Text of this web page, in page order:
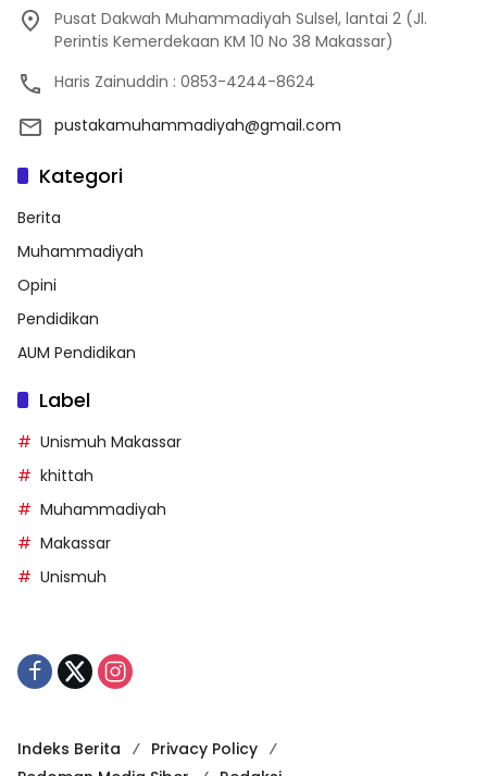
Pusat Dakwah Muhammadiyah Sulsel, lantai 2 (Jl.
Perintis Kemerdekaan KM 10 No 38 Makassar)
Haris Zainuddin : 0853-4244-8624
pustakamuhammadiyah@gmail.com
Kategori
Berita
Muhammadiyah
Opini
Pendidikan
AUM Pendidikan
Label
Unismuh Makassar
khittah
Muhammadiyah
Makassar
Unismuh
Indeks Berita
Privacy Policy